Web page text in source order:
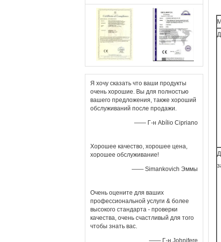
Я хочу сказать что ваши продукты
очень хорошие. Вы для полностью
вашего предложения, также хороший
обслуживаний после продажи.
—— Г-н Abílio Cipriano
Хорошее качество, хорошее цена,
хорошее обслуживание!
—— Simankovich Эммы
Очень оцените для ваших
профессиональной услуги & более
высокого стандарта - проверки
качества, очень счастливый для того
чтобы знать вас.
—— Г-н Johnifere